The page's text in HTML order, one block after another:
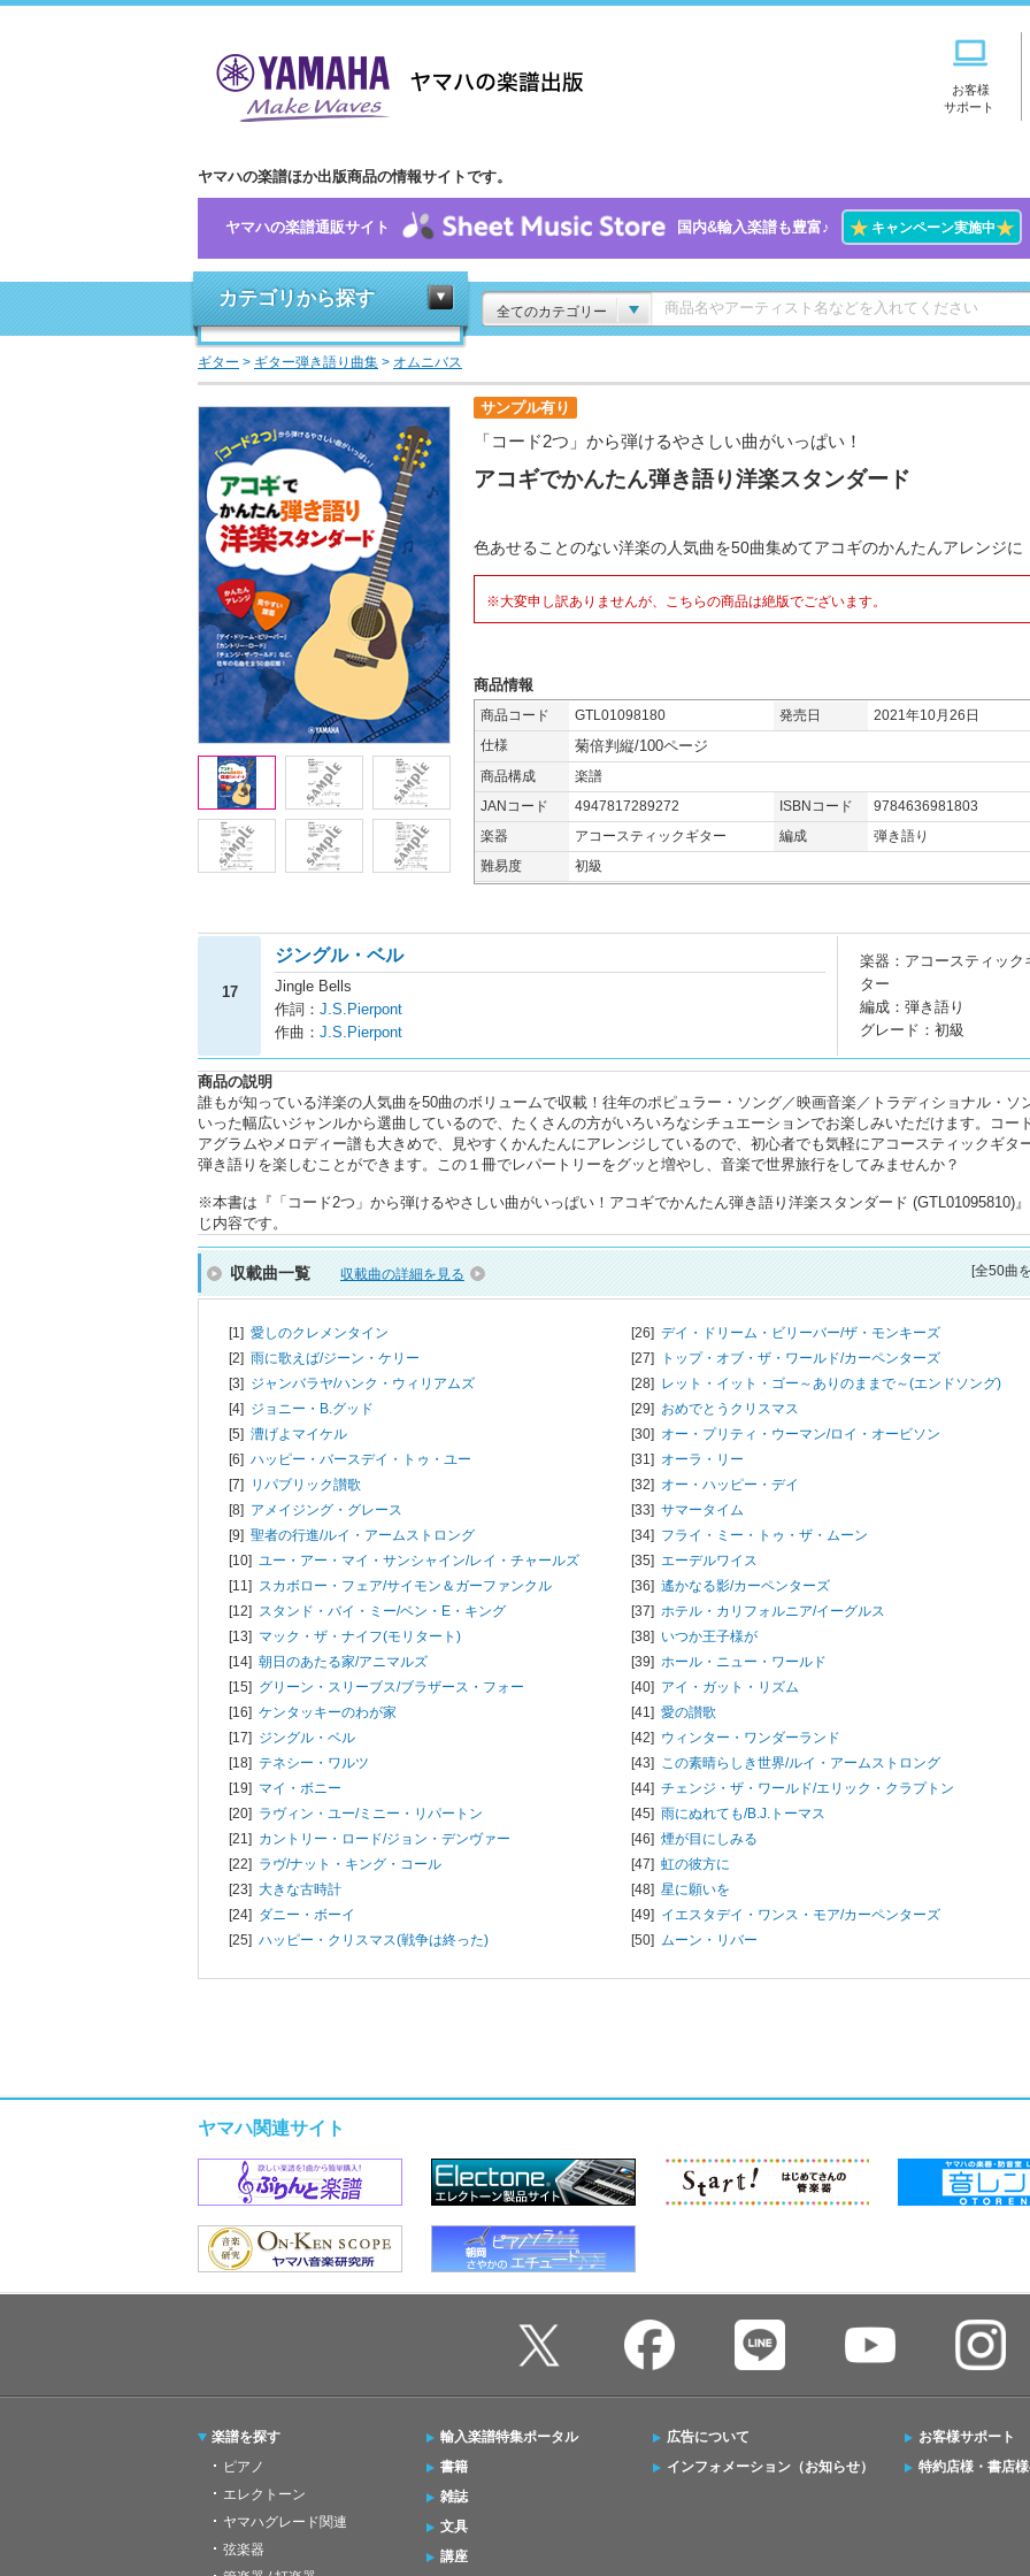
お客様
サポート
ヤマハの楽譜ほか出版商品の情報サイトです。
ヤマハの楽譜通販サイト 国内&輸入楽譜も豊富♪ ★キャンペーン実施中★
カテゴリから探す
全てのカテゴリー
ギター > ギター弾き語り曲集 > オムニバス
サンプル有り
「コード2つ」から弾けるやさしい曲がいっぱい！
アコギでかんたん弾き語り洋楽スタンダード
色あせることのない洋楽の人気曲を50曲集めてアコギのかんたんアレンジに
※大変申し訳ありませんが、こちらの商品は絶版でございます。
商品情報
商品コード GTL01098180 発売日
2021年10月26日
仕様
菊倍判縦/100ページ
商品構成
楽譜
JANコード
4947817289272 ISBNコード
9784636981803
楽器
アコースティックギター 編成
弾き語り
難易度
初級
17
ジングル・ベル
Jingle Bells
作詞： J.S.Pierpont
作曲： J.S.Pierpont
楽器：アコースティック
ター
編成：弾き語り
グレード：初級
商品の説明
誰もが知っている洋楽の人気曲を50曲のボリュームで収載！往年のポピュラー・ソング／映画音楽／トラディショナル・ソ
いった幅広いジャンルから選曲しているので、たくさんの方がいろいろなシチュエーションでお楽しみいただけます。コー
アグラムやメロディー譜も大きめで、見やすくかんたんにアレンジしているので、初心者でも気軽にアコースティックギタ
弾き語りを楽しむことができます。この１冊でレパートリーをグッと増やし、音楽で世界旅行をしてみませんか？
※本書は『「コード2つ」から弾けるやさしい曲がいっぱい！アコギでかんたん弾き語り洋楽スタンダード (GTL01095810)
じ内容です。
収載曲一覧 収載曲の詳細を見る [全50曲
[1] 愛しのクレメンタイン
[2] 雨に歌えば/ジーン・ケリー
[3] ジャンバラヤ/ハンク・ウィリアムズ
[4] ジョニー・B.グッド
[5] 漕げよマイケル
[6] ハッピー・バースデイ・トゥ・ユー
[7] リパブリック讃歌
[8] アメイジング・グレース
[9] 聖者の行進/ルイ・アームストロング
[10] ユー・アー・マイ・サンシャイン/レイ・チャールズ
[11] スカボロー・フェア/サイモン＆ガーファンクル
[12] スタンド・バイ・ミー/ベン・E・キング
[13] マック・ザ・ナイフ(モリタート)
[14] 朝日のあたる家/アニマルズ
[15] グリーン・スリーブス/ブラザース・フォー
[16] ケンタッキーのわが家
[17] ジングル・ベル
[18] テネシー・ワルツ
[19] マイ・ボニー
[20] ラヴィン・ユー/ミニー・リパートン
[21] カントリー・ロード/ジョン・デンヴァー
[22] ラヴ/ナット・キング・コール
[23] 大きな古時計
[24] ダニー・ボーイ
[25] ハッピー・クリスマス(戦争は終った)
[26] デイ・ドリーム・ビリーバー/ザ・モンキーズ
[27]
トップ・オブ・ザ・ワールド/カーペンターズ
[28] レット・イット・ゴー～ありのままで～(エンドソング)
[29] おめでとうクリスマス
[30] オー・プリティ・ウーマン/ロイ・オービソン
[31] オーラ・リー
[32] オー・ハッピー・デイ
[33] サマータイム
[34] フライ・ミー・トゥ・ザ・ムーン
[35] エーデルワイス
[36] 遙かなる影/カーペンターズ
[37] ホテル・カリフォルニア/イーグルス
[38] いつか王子様が
[39] ホール・ニュー・ワールド
[40] アイ・ガット・リズム
[41] 愛の讃歌
[42] ウィンター・ワンダーランド
[43] この素晴らしき世界/ルイ・アームストロング
[44] チェンジ・ザ・ワールド/エリック・クラプトン
[45] 雨にぬれても/B.J.トーマス
[46] 煙が目にしみる
[47] 虹の彼方に
[48] 星に願いを
[49] イエスタデイ・ワンス・モア/カーペンターズ
[50] ムーン・リバー
ヤマハ関連サイト
楽譜を探す
ピアノ
エレクトーン
ヤマハグレード関連
弦楽器
輸入楽譜特集ポータル
書籍
雑誌
文具
講座
広告について
インフォメーション（お知らせ）
お客様サポート
特約店様・書店